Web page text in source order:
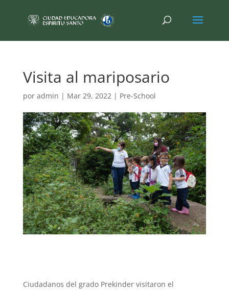
Visita al mariposario
por admin | Mar 29, 2022| Pre-School
Ciudadanos del grado Prekinder visitaron el